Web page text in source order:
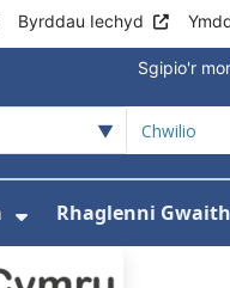
Byrddau Iechyd
Sgipio'r
Rhaglenni Gwaith